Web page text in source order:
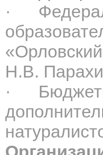
·
Н.В.
·